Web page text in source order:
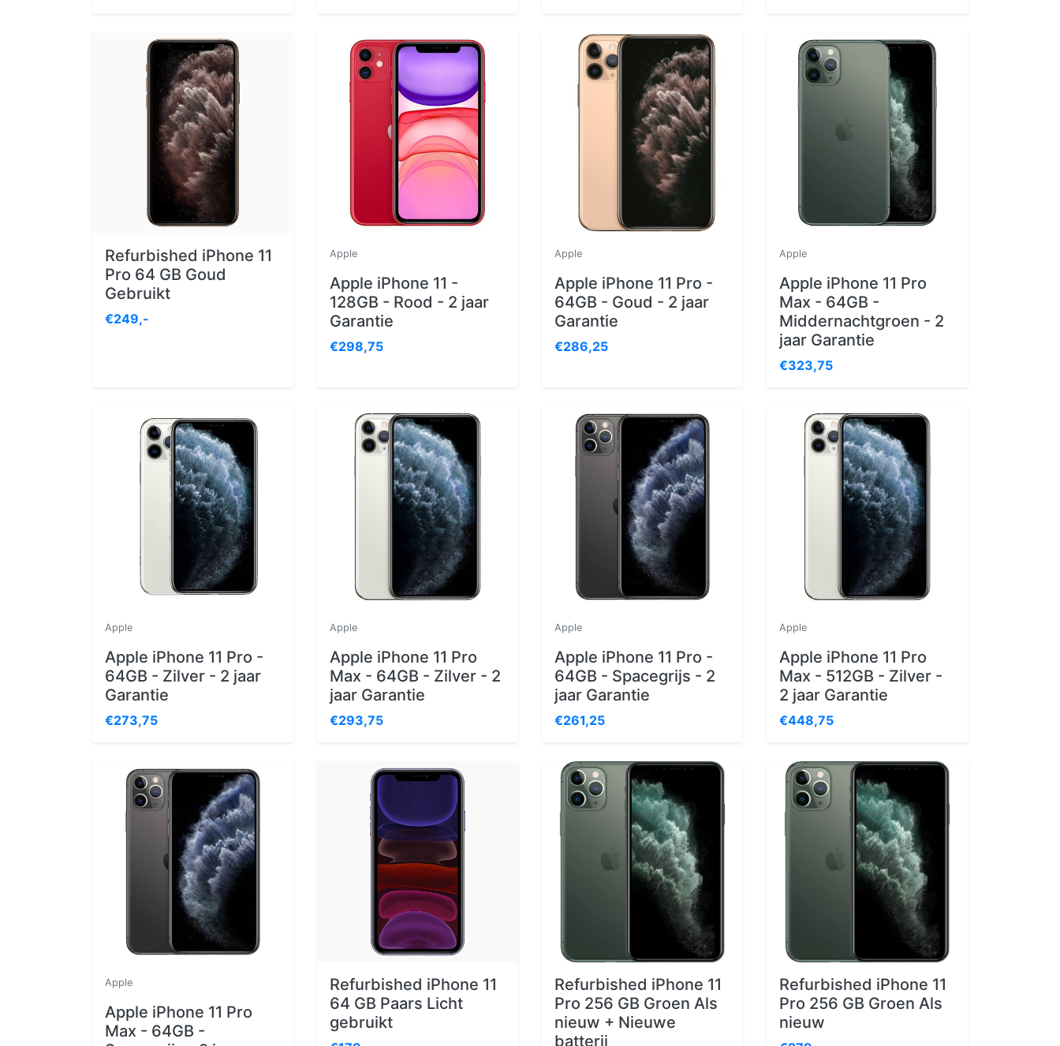
Refurbished iPhone 11
Pro 64 GB Goud
Gebruikt
€249,-
Apple
Apple iPhone 11 -
128GB - Rood - 2 jaar
Garantie
€298,75
Apple
Apple iPhone 11 Pro -
64GB - Goud - 2 jaar
Garantie
€286,25
Apple
Apple iPhone 11 Pro
Max - 64GB -
Middernachtgroen - 2
jaar Garantie
€323,75
Apple
Apple iPhone 11 Pro -
64GB - Zilver - 2 jaar
Garantie
€273,75
Apple
Apple iPhone 11 Pro
Max - 64GB - Zilver - 2
jaar Garantie
€293,75
Apple
Apple iPhone 11 Pro -
64GB - Spacegrijs - 2
jaar Garantie
€261,25
Apple
Apple iPhone 11 Pro
Max - 512GB - Zilver -
2 jaar Garantie
€448,75
Apple
Apple iPhone 11 Pro
Max - 64GB -
Refurbished iPhone 11
64 GB Paars Licht
gebruikt
Refurbished iPhone 11
Pro 256 GB Groen Als
nieuw + Nieuwe
batterij
Refurbished iPhone 11
Pro 256 GB Groen Als
nieuw